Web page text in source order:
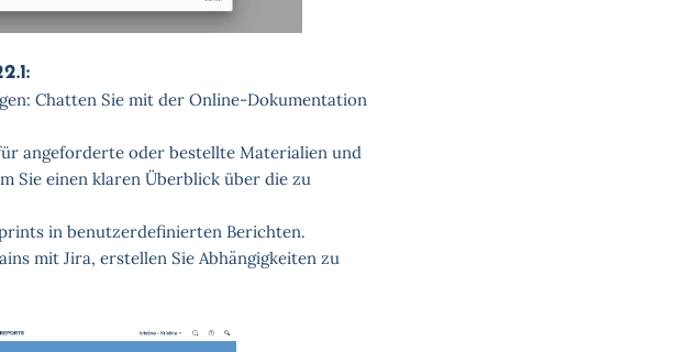
Chatten Sie mit der Online-Dokumentation
angeforderte oder bestellte Materialien und
Sie einen klaren Überblick über die zu
in benutzerdefinierten Berichten.
mit Jira, erstellen Sie Abhängigkeiten zu